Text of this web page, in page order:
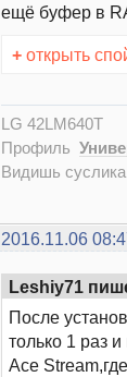
ещё буфер в
+ открыть
LG 42LM640T
Профиль
Видишь
2016.11.06
Leshiy71
После
только 1 раз
Ace